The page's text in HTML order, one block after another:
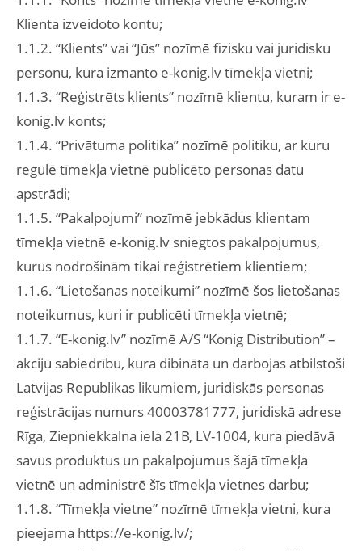
Klienta izveidoto kontu;
1.1.2. “Klients” vai “Jūs” nozīmē fizisku vai juridisku
personu, kura izmanto e-konig.lv tīmekļa vietni;
1.1.3. “Reģistrēts klients” nozīmē klientu, kuram ir e-
konig.lv konts;
1.1.4. “Privātuma politika” nozīmē politiku, ar kuru
regulē tīmekļa vietnē publicēto personas datu
apstrādi;
1.1.5. “Pakalpojumi” nozīmē jebkādus klientam
tīmekļa vietnē e-konig.lv sniegtos pakalpojumus,
kurus nodrošinām tikai reģistrētiem klientiem;
1.1.6. “Lietošanas noteikumi” nozīmē šos lietošanas
noteikumus, kuri ir publicēti tīmekļa vietnē;
1.1.7. “E-konig.lv” nozīmē A/S “Konig Distribution” –
akciju sabiedrību, kura dibināta un darbojas atbilstoši
Latvijas Republikas likumiem, juridiskās personas
reģistrācijas numurs 40003781777, juridiskā adrese
Rīga, Ziepniekkalna iela 21B, LV-1004, kura piedāvā
savus produktus un pakalpojumus šajā tīmekļa
vietnē un administrē šīs tīmekļa vietnes darbu;
1.1.8. “Tīmekļa vietne” nozīmē tīmekļa vietni, kura
pieejama https://e-konig.lv/;